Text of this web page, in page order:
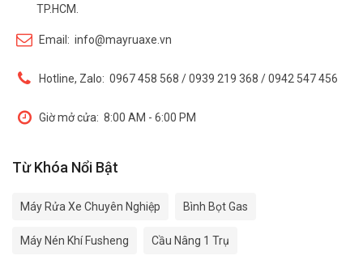
TP.HCM.
Email: info@mayruaxe.vn
Hotline, Zalo: 0967 458 568 / 0939 219 368 / 0942 547 456
Giờ mở cửa: 8:00 AM - 6:00 PM
Từ Khóa Nổi Bật
Máy Rửa Xe Chuyên Nghiệp Bình Bọt Gas
Máy Nén Khí Fusheng Cầu Nâng 1 Trụ